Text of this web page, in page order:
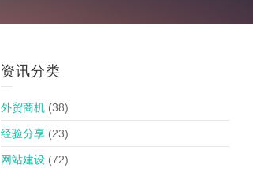
资讯分类
外贸商机 (38)
经验分享 (23)
网站建设 (72)